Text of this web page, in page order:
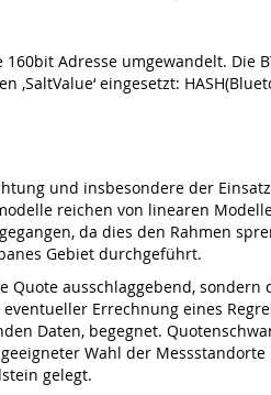
Adresse umgewandelt. Die
eingesetzt:
und insbesondere der
reichen von linearen
da dies den Rahmen
Gebiet durchgeführt.
ausschlaggebend, sondern
Errechnung eines
Daten, begegnet.
Wahl der
gelegt.